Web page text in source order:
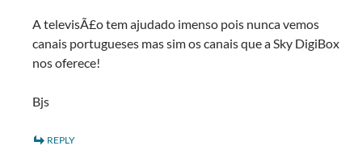
A televisÃ£o tem ajudado imenso pois nunca vemos
canais portugueses mas sim os canais que a Sky DigiBox
nos oferece!
Bjs
REPLY